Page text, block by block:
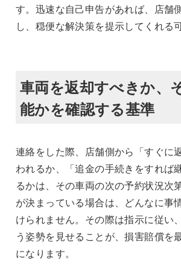
す。迅速な自己申告があれば、店舗
し、穏便な解決策を提示してくれる
車両を返却すべきか、
能かを確認する基準
連絡をした際、店舗側から「すぐに
われるか、「追金の手続きをすれば
るかは、その車両の次の予約状況次
が決まっている場合は、どんなに事
けられません。その際は指示に従い
う姿勢を見せることが、損害賠償を
になります。